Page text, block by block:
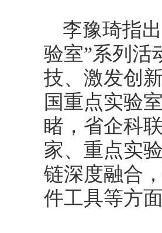
李豫琦指
验室”系列活
技、激发创
国重点实验
睹，省企科
家、重点实
链深度融合
件工具等方